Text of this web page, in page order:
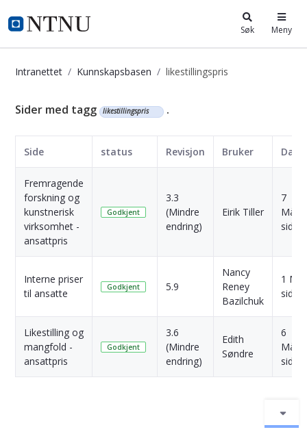
i.ntnu.no Søk Meny
Intranettet Kunnskapsbasen likestillingspris
Kunnskapsbasen
Sider med tagg likestillingspris .
Side status Revisjon Bruker Dato
Fremragende
forskning og
kunstnerisk
virksomhet -
ansattpris
Godkjent
3.3
(Mindre
endring)
Eirik Tiller
7
siden
Interne priser
til ansatte
Godkjent 5.9
Nancy
Reney
Bazilchuk
1
siden
Likestilling og
mangfold -
ansattpris
Godkjent
3.6
(Mindre
endring)
Edith
Søndre
6
siden